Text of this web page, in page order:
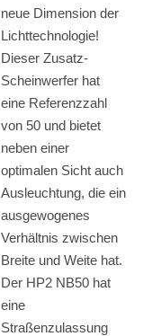
neue Dimension der
Lichttechnologie!
Dieser Zusatz-
Scheinwerfer hat
eine Referenzzahl
von 50 und bietet
neben einer
optimalen Sicht auch
Ausleuchtung, die ein
ausgewogenes
Verhältnis zwischen
Breite und Weite hat.
Der HP2 NB50 hat
eine
Straßenzulassung